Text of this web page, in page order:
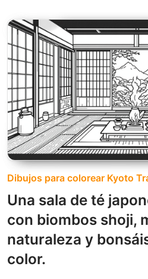
Dibujos para colorear Kyoto
Una sala de té
con biombos shoji,
naturaleza y
color.